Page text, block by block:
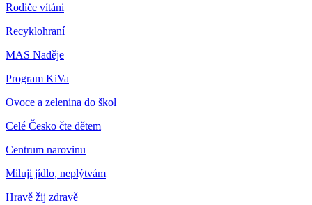
Rodiče vítáni
Recyklohraní
MAS Naděje
Program KiVa
Ovoce a zelenina do škol
Celé Česko čte dětem
Centrum narovinu
Miluji jídlo, neplýtvám
Hravě žij zdravě